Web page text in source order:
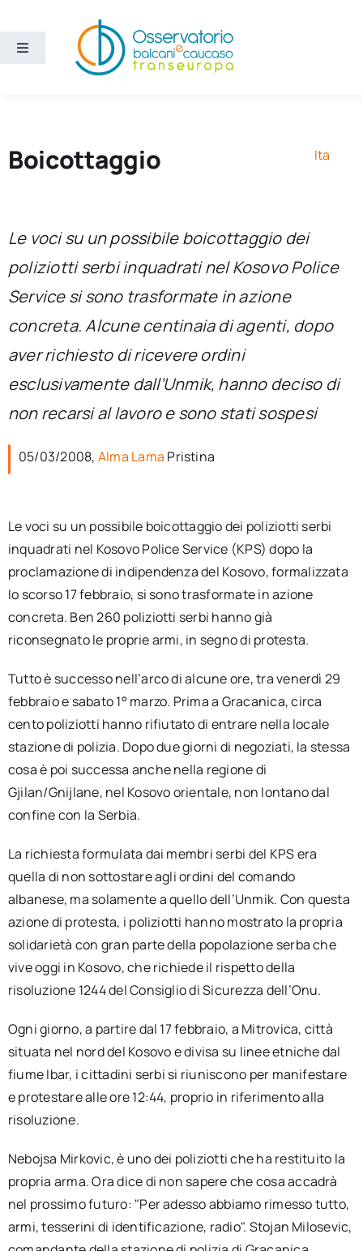
contenuto
Toggle
Sezioni
Chi siamo
Cerca
per:
Newsletter
Boicottaggio Ita
Le voci su un possibile boicottaggio dei
poliziotti serbi inquadrati nel Kosovo Police
Service si sono trasformate in azione
concreta. Alcune centinaia di agenti, dopo
aver richiesto di ricevere ordini
esclusivamente dall’Unmik, hanno deciso di
non recarsi al lavoro e sono stati sospesi
05/03/2008, Alma Lama Pristina
Le voci su un possibile boicottaggio dei poliziotti serbi
inquadrati nel Kosovo Police Service (KPS) dopo la
proclamazione di indipendenza del Kosovo, formalizzata
lo scorso 17 febbraio, si sono trasformate in azione
concreta. Ben 260 poliziotti serbi hanno già
riconsegnato le proprie armi, in segno di protesta.
Tutto è successo nell’arco di alcune ore, tra venerdì 29
febbraio e sabato 1° marzo. Prima a Gracanica, circa
cento poliziotti hanno rifiutato di entrare nella locale
stazione di polizia. Dopo due giorni di negoziati, la stessa
cosa è poi successa anche nella regione di
Gjilan/Gnijlane, nel Kosovo orientale, non lontano dal
confine con la Serbia.
La richiesta formulata dai membri serbi del KPS era
quella di non sottostare agli ordini del comando
albanese, ma solamente a quello dell’Unmik. Con questa
azione di protesta, i poliziotti hanno mostrato la propria
solidarietà con gran parte della popolazione serba che
vive oggi in Kosovo, che richiede il rispetto della
risoluzione 1244 del Consiglio di Sicurezza dell’Onu.
Ogni giorno, a partire dal 17 febbraio, a Mitrovica, città
situata nel nord del Kosovo e divisa su linee etniche dal
fiume Ibar, i cittadini serbi si riuniscono per manifestare
e protestare alle ore 12:44, proprio in riferimento alla
risoluzione.
Nebojsa Mirkovic, è uno dei poliziotti che ha restituito la
propria arma. Ora dice di non sapere che cosa accadrà
nel prossimo futuro: "Per adesso abbiamo rimesso tutto,
armi, tesserini di identificazione, radio". Stojan Milosevic,